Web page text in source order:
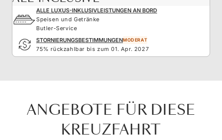
ALLE LUXUS-INKLUSIVLEISTUNGEN AN BORD
Speisen und Getränke
Butler-Service
STORNIERUNGSBESTIMMUNGENMODERAT
75% rückzahlbar bis zum 01. Apr. 2027
ANGEBOTE FÜR DIESE
KREUZFAHRT